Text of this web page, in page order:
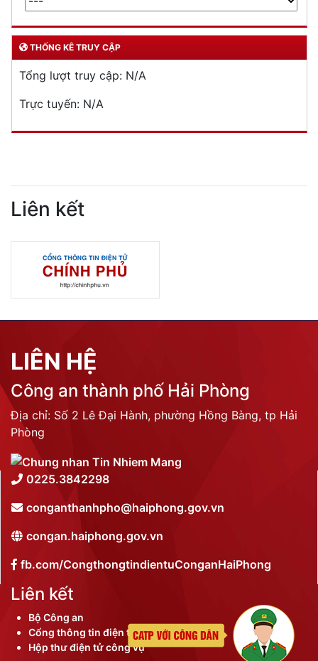
THỐNG KÊ TRUY CẬP
Tổng lượt truy cập: N/A
Trực tuyến: N/A
Liên kết
LIÊN HỆ
Công an thành phố Hải Phòng
Địa chỉ: Số 2 Lê Đại Hành, phường Hồng Bàng, tp Hải
Phòng
0225.3842298
conganthanhpho@haiphong.gov.vn
congan.haiphong.gov.vn
fb.com/CongthongtindientuConganHaiPhong
Liên kết
Bộ Công an
Cổng thông tin điện tử thành phố
Hộp thư điện tử công vụ